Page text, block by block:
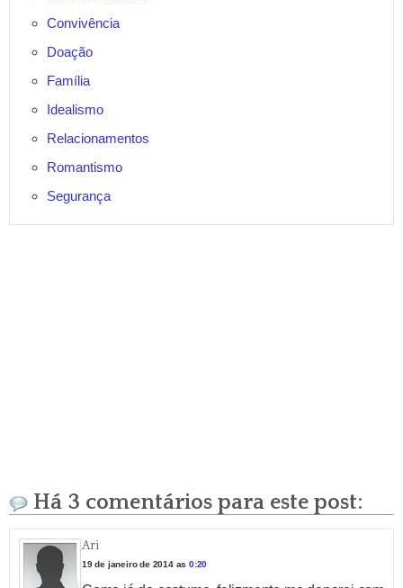
Convivência
Doação
Família
Idealismo
Relacionamentos
Romantismo
Segurança
Há 3 comentários para este post:
Ari
19 de janeiro de 2014 as0:20